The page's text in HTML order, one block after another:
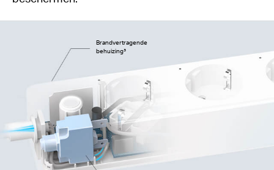
Brandvertragende
behuizing³